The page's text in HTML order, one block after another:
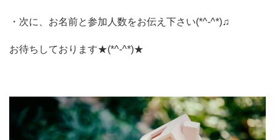
・次に、お名前と参加人数をお伝え下さい(*^-^*)♫
お待ちしております★(*^-^*)★